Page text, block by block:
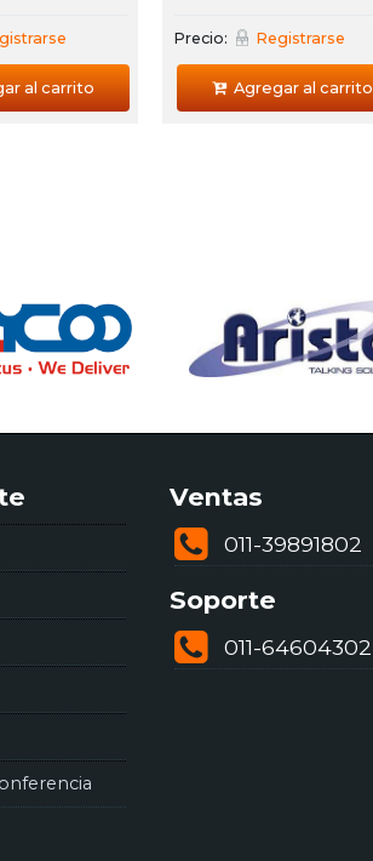
al carrito
Precio: Registrarse
Agregar al carrito
Ventas
011-39891802
Soporte
011-64604302